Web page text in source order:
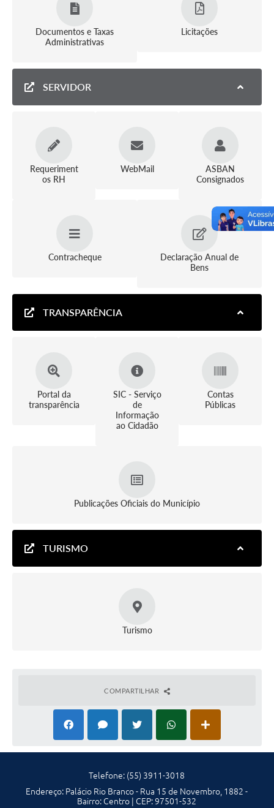
Documentos e Taxas
Administrativas
Licitações
SERVIDOR
Requeriment
os RH
WebMail
ASBAN
Consignados
Contracheque
Declaração Anual de
Bens
TRANSPARÊNCIA
Portal da
transparência
SIC - Serviço
de
Informação
ao Cidadão
Contas
Públicas
Publicações Oficiais do Município
TURISMO
Turismo
COMPARTILHAR
Telefone: (55) 3911-3018
Endereço: Palácio Rio Branco - Rua 15 de Novembro, 1882 -
Bairro: Centro | CEP: 97501-532